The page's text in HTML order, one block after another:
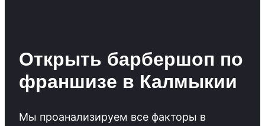
Открыть барбершоп по
франшизе в Калмыкии
Мы проанализируем все факторы в